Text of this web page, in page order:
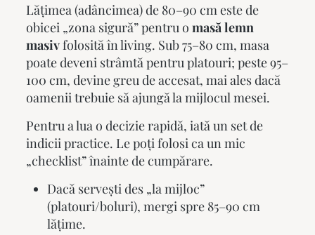
Lățimea (adâncimea) de 80–90 cm este de
obicei „zona sigură” pentru o masă lemn
masivfolosită în living. Sub 75–80 cm, masa
poate deveni strâmtă pentru platouri; peste 95–
100 cm, devine greu de accesat, mai ales dacă
oamenii trebuie să ajungă la mijlocul mesei.
Pentru a lua o decizie rapidă, iată un set de
indicii practice. Le poți folosi ca un mic
„checklist” înainte de cumpărare.
Dacă servești des „la mijloc”
(platouri/boluri), mergi spre 85–90 cm
lățime.